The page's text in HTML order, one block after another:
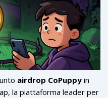
airdrop CoPuppy in
, la piattaforma leader per